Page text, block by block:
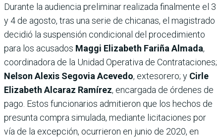
Durante la audiencia preliminar realizada finalmente el 3
y 4 de agosto, tras una serie de chicanas, el magistrado
decidió la suspensión condicional del procedimiento
para los acusados Maggi Elizabeth Fariña Almada,
coordinadora de la Unidad Operativa de Contrataciones;
Nelson Alexis Segovia Acevedo, extesorero; y Cirle
Elizabeth Alcaraz Ramírez, encargada de órdenes de
pago. Estos funcionarios admitieron que los hechos de
presunta compra simulada, mediante licitaciones por
vía de la excepción, ocurrieron en junio de 2020, en